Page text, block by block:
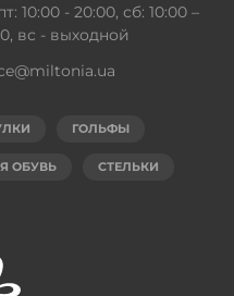
10:00 - 20:00, сб: 10:00 –
вс - выходной
ГОЛЬФЫ
ОБУВЬ СТЕЛЬКИ